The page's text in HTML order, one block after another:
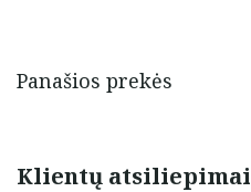
Panašios prekės
Klientų atsiliepimai